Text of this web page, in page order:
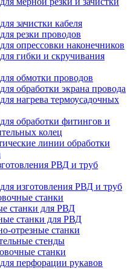
зачистки кабеля
резки проводов
опрессовки наконечников
гибки и скручивания
обмотки проводов
обработки экрана провода
нагрева термоусадочных
обработки фитингов и
колец
линии обработки
РВД и труб
изготовления РВД и труб
станки
станки для РВД
станки для РВД
отрезные станки
стенды
станки
перфорации рукавов